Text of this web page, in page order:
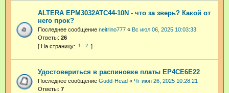
ALTERA EPM3032ATC44-10N - что за зверь? Какой от
него прок?
Последнее сообщение neitrino777 « Вс июл 06, 2025 10:03:33
Ответы: 26
1 2
Удостовериться в распиновке платы EP4CE6E22
Последнее сообщение Gudd-Head « Чт июн 26, 2025 10:28:21
Ответы: 7